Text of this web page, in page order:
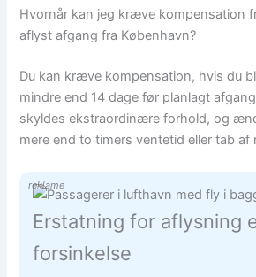
Hvornår kan jeg kræve kompensation
aflyst afgang fra København?
Du kan kræve kompensation, hvis du
mindre end 14 dage før planlagt
skyldes ekstraordinære forhold, og
mere end to timers ventetid eller tab af
reklame
Erstatning for aflysning
forsinkelse